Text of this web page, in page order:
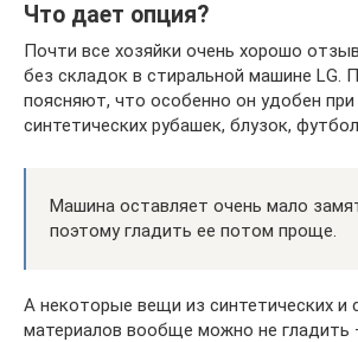
Что дает опция?
Почти все хозяйки очень хорошо
без складок в стиральной машине LG.
поясняют, что особенно он удобен при
синтетических рубашек, блузок,
Машина оставляет очень мало
поэтому гладить ее потом проще.
А некоторые вещи из синтетических и
материалов вообще можно не гладить